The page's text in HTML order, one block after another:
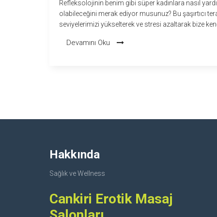
Refleksolojinin benim gibi süper kadınlara nasıl
olabileceğini merak ediyor musunuz? Bu şaşırtıcı
seviyelerimizi yükselterek ve stresi azaltarak bize
karşılık gelen noktaları uyararak vücudumuzun
Devamını Oku
Hakkında
Sağlık ve Wellness
Cankiri Erotik Masaj